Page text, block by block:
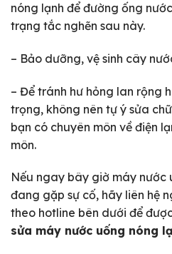
nóng lạnh để đường ống
trạng tắc nghẽn sau này.
– Bảo dưỡng, vệ sinh cây
– Để tránh hư hỏng lan rộng
trọng, không nên tự ý sửa
bạn có chuyên môn về điện
môn.
Nếu ngay bây giờ máy nước
đang gặp sự cố, hãy liên hệ
theo hotline bên dưới để
sửa máy nước uống nóng